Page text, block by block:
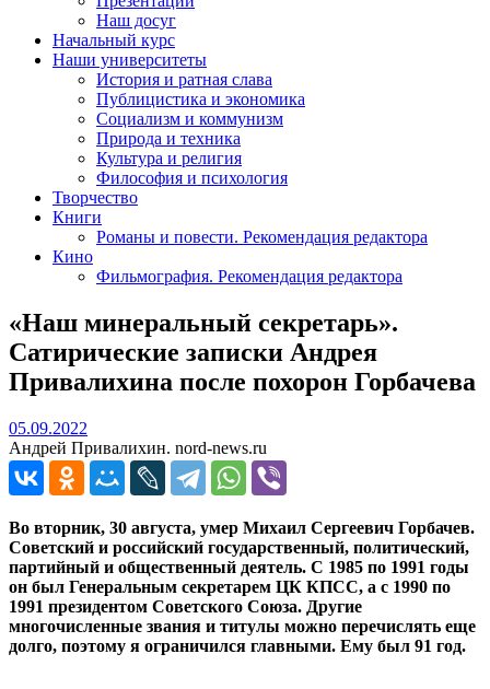
Наш досуг
Начальный курс
Наши университеты
История и ратная слава
Публицистика и экономика
Социализм и коммунизм
Природа и техника
Культура и религия
Философия и психология
Творчество
Книги
Романы и повести. Рекомендация редактора
Кино
Фильмография. Рекомендация редактора
«Наш минеральный секретарь».
Сатирические записки Андрея
Привалихина после похорон Горбачева
05.09.2022
Андрей Привалихин. nord-news.ru
Во вторник, 30 августа, умер Михаил Сергеевич Горбачев.
Советский и российский государственный, политический,
партийный и общественный деятель. С 1985 по 1991 годы
он был Генеральным секретарем ЦК КПСС, а с 1990 по
1991 президентом Советского Союза. Другие
многочисленные звания и титулы можно перечислять еще
долго, поэтому я ограничился главными. Ему был 91 год.